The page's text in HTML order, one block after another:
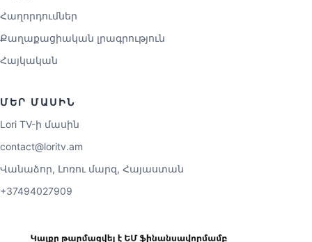
Հաղորդումներ
Քաղաքացիական լրագրություն
Հայկական
ՄԵՐ ՄԱՍԻՆ
Lori TV-ի մասին
contact@loritv.am
Վանաձոր, Լոռու մարզ, Հայաստան
+37494027909